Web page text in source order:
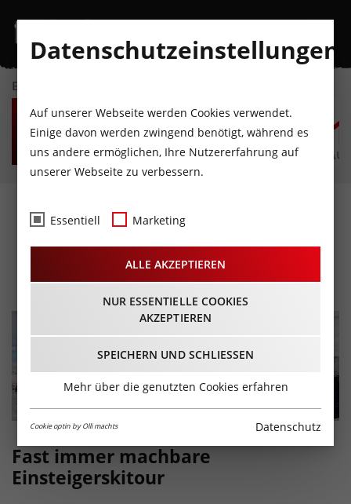
EVENTKALENDER
FR
7
AUGUST
SA
8
AUGUST
SO
9
AUGUST
MO
10
AUGUST
DI
11
AUGUST
Skitourentipp: Sattelberg
(2.115m)
Fast immer machbare
Einsteigerskitour
Datenschutzeinstellungen
Auf unserer Webseite werden Cookies verwendet.
Einige davon werden zwingend benötigt, während es
uns andere ermöglichen, Ihre Nutzererfahrung auf
unserer Webseite zu verbessern.
Essentiell Marketing
ALLE AKZEPTIEREN
NUR ESSENTIELLE COOKIES
AKZEPTIEREN
SPEICHERN UND SCHLIESSEN
Mehr über die genutzten Cookies erfahren
Cookie optin by Olli machts Datenschutz